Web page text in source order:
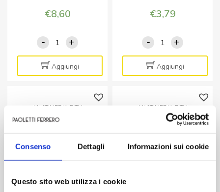
Consenso Dettagli Informazioni sui cookie
Questo sito web utilizza i cookie
€8,60
-
Cavo
monitor
VGA
2xSpina
-
2mt
quantità
+
Aggiungi
€3,79
-
Cavo
splitter
di
alimentazione
apparecchiature
cavo
30cm
+
Aggiungi
MULTIMEDIA E TV
Convertitore audio da
analogico a digitale
MULTIMEDIA E TV
Convertitore da AV/RCA a
HDMI con scaler